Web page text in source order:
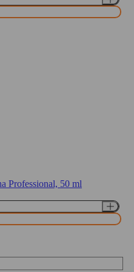
Professional, 50 ml